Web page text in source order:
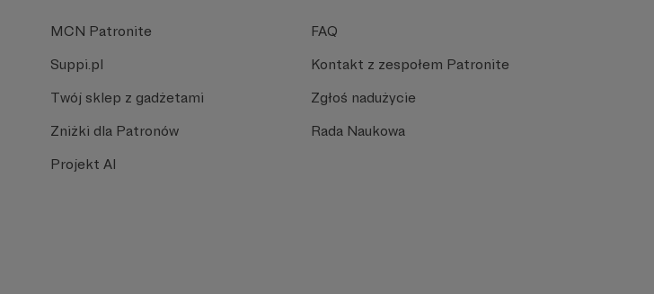
MCN Patronite
Suppi.pl
Twój sklep z gadżetami
Zniżki dla Patronów
Projekt AI
FAQ
Kontakt z zespołem Patronite
Zgłoś nadużycie
Rada Naukowa